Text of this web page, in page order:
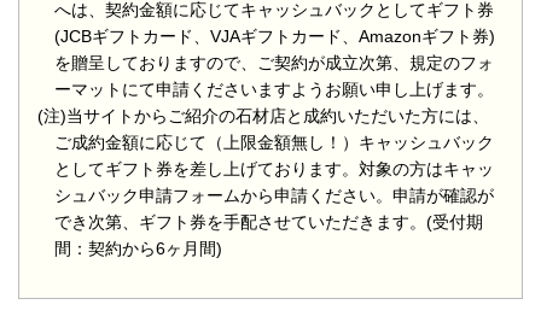
へは、契約金額に応じてキャッシュバックとしてギフト券
(JCBギフトカード、VJAギフトカード、Amazonギフト券)
を贈呈しておりますので、ご契約が成立次第、規定のフォ
ーマットにて申請くださいますようお願い申し上げます。
(注)当サイトからご紹介の石材店と成約いただいた方には、
ご成約金額に応じて（上限金額無し！）キャッシュバック
としてギフト券を差し上げております。対象の方はキャッ
シュバック申請フォームから申請ください。申請が確認が
でき次第、ギフト券を手配させていただきます。(受付期
間：契約から6ヶ月間)